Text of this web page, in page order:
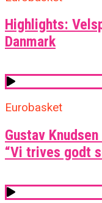
Highlights:
Danmark
Eurobasket
Gustav
“Vi trives godt